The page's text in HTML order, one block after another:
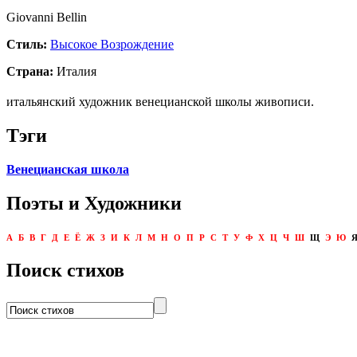
Giovanni Bellin
Стиль: Высокое Возрождение
Страна: Италия
итальянский художник венецианской школы живописи.
Тэги
Венецианская школа
Поэты и Художники
А Б В Г Д Е Ё Ж З И К Л М Н О П Р С Т У Ф Х Ц Ч Ш Щ Э Ю Я
Поиск стихов